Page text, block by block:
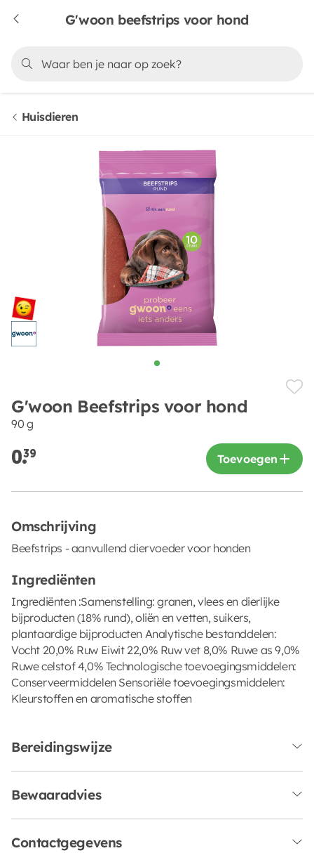
G'woon beefstrips voor hond
Huisdieren
G'woon Beefstrips voor hond
90 g
0.39 Toevoegen
Omschrijving
Beefstrips - aanvullend diervoeder voor honden
Ingrediënten
Ingrediënten :Samenstelling: granen, vlees en dierlijke
bijproducten (18% rund), oliën en vetten, suikers,
plantaardige bijproducten Analytische bestanddelen:
Vocht 20,0% Ruw Eiwit 22,0% Ruw vet 8,0% Ruwe as 9,0%
Ruwe celstof 4,0% Technologische toevoegingsmiddelen:
Conserveermiddelen Sensoriële toevoegingsmiddelen:
Kleurstoffen en aromatische stoffen
Bereidingswijze
Bewaaradvies
Contactgegevens